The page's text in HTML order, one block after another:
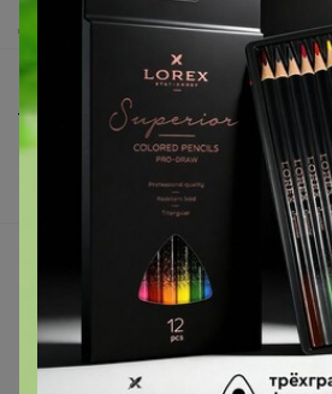
Доставка
Шоурумы
Торговые марки
Наша команда
Подарочные сертификаты
Реклама на сайте
Поставщикам
Вакансии